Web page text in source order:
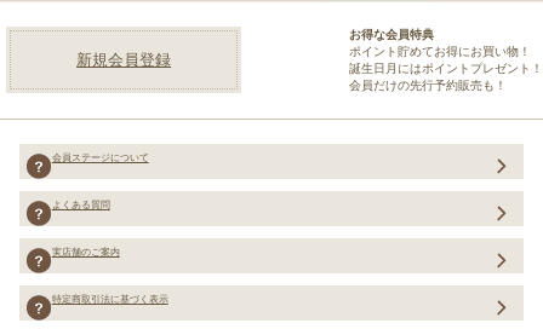
新規会員登録
お得な会員特典
ポイント貯めてお得にお買い物！
誕生日月にはポイントプレゼント！
会員だけの先行予約販売も！
会員ステージについて
よくある質問
実店舗のご案内
特定商取引法に基づく表示